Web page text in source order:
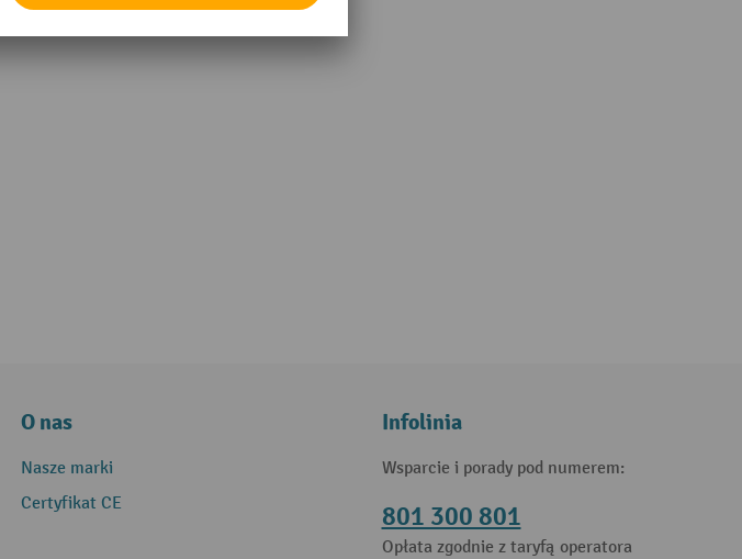
O nas
Nasze marki
Certyfikat CE
Infolinia
Wsparcie i porady pod numerem:
801 300 801
Opłata zgodnie z taryfą operatora